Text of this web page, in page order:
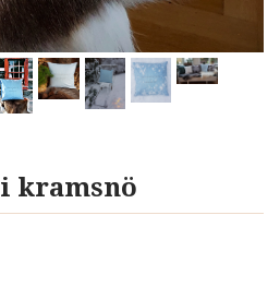
kramsnö